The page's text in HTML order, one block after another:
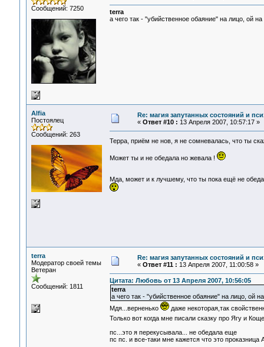
Сообщений: 7250
terra
а чего так - "убийственное обаяние" на лицо, ой на
Alfia
Постоялец
Сообщений: 263
Re: магия запутанных состояний и
« Ответ #10 : 13 Апреля 2007, 10:57:17 »
Терра, приём не нов, я не сомневалась, что ты
Может ты и не обедала но жевала !
Мда, может и к лучшему, что ты пока ещё не
terra
Модератор своей темы
Ветеран
Сообщений: 1811
Re: магия запутанных состояний и
« Ответ #11 : 13 Апреля 2007, 11:00:58 »
Цитата: Любовь от 13 Апреля 2007, 10:56:05
terra
а чего так - "убийственное обаяние" на лицо, ой
Мдя...верненько
даже некоторая,так
Только вот когда мне писали сказку про Ягу и
пс...это я перекусывала... не обедала еще
пс пс. и все-таки мне кажется что это